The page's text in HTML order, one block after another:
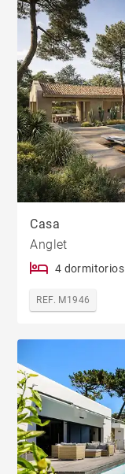
Casa
Anglet
4 dormitorios
REF. M1946